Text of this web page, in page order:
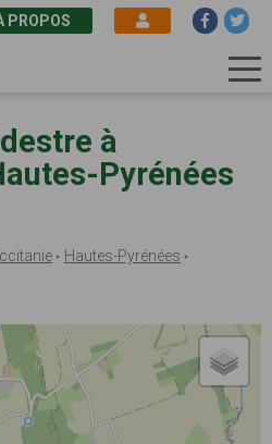
PROPOS
à
Pyrénées
Hautes-Pyrénées